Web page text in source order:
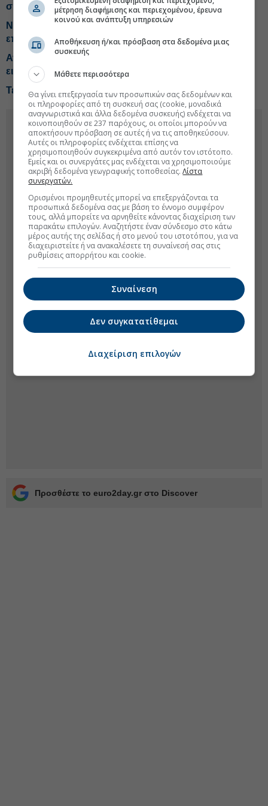
συναλλαγή με την ΔΕΔΔΗΕ
Noval: Προτεραιότητα στο The Grid και βλέμμα σε νέες
επενδύσεις
Αγορά κατοικίας: Άνοδο τιμών έως 7% βλέπουν οι
ειδικοί, τα τρία σενάρια
Τέλος στα ενοίκια με μετρητά από Οκτώβριο
Προσθέστε το euro2day.gr στο Discover
μέτρηση διαφήμισης και περιεχομένου, έρευνα
κοινού και ανάπτυξη υπηρεσιών
Αποθήκευση ή/και πρόσβαση στα δεδομένα μιας
συσκευής
Μάθετε περισσότερα
Θα γίνει επεξεργασία των προσωπικών σας δεδομένων και
οι πληροφορίες από τη συσκευή σας (cookie, μοναδικά
αναγνωριστικά και άλλα δεδομένα συσκευής) ενδέχεται να
κοινοποιηθούν σε 237 παρόχους, οι οποίοι μπορούν να
αποκτήσουν πρόσβαση σε αυτές ή να τις αποθηκεύσουν.
Αυτές οι πληροφορίες ενδέχεται επίσης να
χρησιμοποιηθούν συγκεκριμένα από αυτόν τον ιστότοπο.
Εμείς και οι συνεργάτες μας ενδέχεται να χρησιμοποιούμε
ακριβή δεδομένα γεωγραφικής τοποθεσίας.Λίστα
συνεργατών.
Ορισμένοι προμηθευτές μπορεί να επεξεργάζονται τα
προσωπικά δεδομένα σας με βάση το έννομο συμφέρον
τους, αλλά μπορείτε να αρνηθείτε κάνοντας διαχείριση των
παρακάτω επιλογών. Αναζητήστε έναν σύνδεσμο στο κάτω
μέρος αυτής της σελίδας ή στο μενού του ιστοτόπου, για να
διαχειριστείτε ή να ανακαλέσετε τη συναίνεσή σας στις
ρυθμίσεις απορρήτου και cookie.
Συναίνεση
Δεν συγκατατίθεμαι
Διαχείριση επιλογών